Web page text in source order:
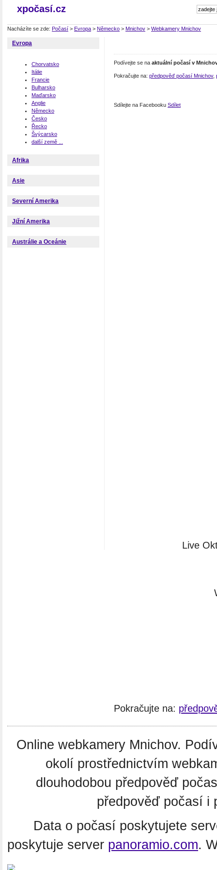
xpočasí.cz
Nacházíte se zde: Počasí > Evropa > Německo > Mnichov > Webkamery Mnichov
Evropa
Chorvatsko
Itálie
Francie
Bulharsko
Maďarsko
Anglie
Německo
Česko
Řecko
Švýcarsko
další země ...
Afrika
Asie
Severní Amerika
Jižní Amerika
Austrálie a Oceánie
Podívejte se na aktuální počasí v
Pokračujte na: předpověď počasí Mnichov,
Sdílejte na Facebooku Sdílet
Live
Pokračujte na:
Online webkamery Mnichov.
okolí prostřednictvím
dlouhodobou předpověď
předpověď počasí i
Data o počasí poskytujete
poskytuje server panoramio.com.